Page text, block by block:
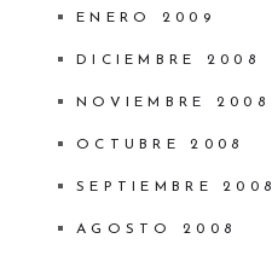
ENERO 2009
DICIEMBRE 2008
NOVIEMBRE 2008
OCTUBRE 2008
SEPTIEMBRE 2008
AGOSTO 2008